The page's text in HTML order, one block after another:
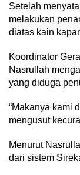
Setelah
melakukan
diatas kain
Koordinator
Nasrullah
yang diduga
“Makanya kami
mengusut
Menurut
dari sistem